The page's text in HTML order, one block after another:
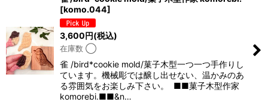
[komo.044]
3,600円(税込)
在庫数 ◯
雀 /bird*cookie mold/菓子木型一つ一つ手作りし
ています。機械彫では醸し出せない、温かみのあ
る雰囲気をお楽しみ下さい。 ■■菓子木型作家
komorebi.■■&n…